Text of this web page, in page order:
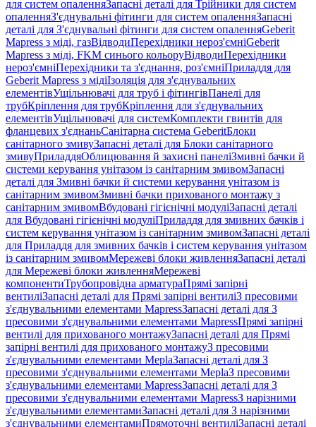
для систем опаленняЗапасні деталі для Трійники для систем
опаленняЗ'єднувальні фітинги для систем опаленняЗапасні
деталі для З'єднувальні фітинги для систем опаленняGeberit
Mapress з міді, газВідводиПерехідники нероз'ємніGeberit
Mapress з міді, FKM синього кольоруВідводиПерехідники
нероз'ємніПерехідники та з'єднання, роз'ємніПриладдя для
Geberit Mapress з мідіІзоляція для з'єднувальних
елементівУщільнювачі для труб і фітингівПанелі для
трубКріплення для трубКріплення для з'єднувальних
елементівУщільнювачі для системКомплекти гвинтів для
фланцевих з'єднаньСанітарна система GeberitБлоки
санітарного змивуЗапасні деталі для Блоки санітарного
змивуПриладдяОблицювання й захисні панеліЗмивні бачки й
системи керування унітазом із санітарним змивомЗапасні
деталі для Змивні бачки й системи керування унітазом із
санітарним змивомЗмивні бачки прихованого монтажу з
санітарним змивомВбудовані гігієнічні модуліЗапасні деталі
для Вбудовані гігієнічні модуліПриладдя для змивних бачків і
систем керування унітазом із санітарним змивомЗапасні деталі
для Приладдя для змивних бачків і систем керування унітазом
із санітарним змивомМережеві блоки живленняЗапасні деталі
для Мережеві блоки живленняМережеві
компонентиТрубопровідна арматураПрямі запірні
вентиліЗапасні деталі для Прямі запірні вентиліЗ пресовими
з'єднувальними елементами MapressЗапасні деталі для З
пресовими з'єднувальними елементами MapressПрямі запірні
вентилі для прихованого монтажуЗапасні деталі для Прямі
запірні вентилі для прихованого монтажуЗ пресовими
з'єднувальними елементами MeplaЗапасні деталі для З
пресовими з'єднувальними елементами MeplaЗ пресовими
з'єднувальними елементами MapressЗапасні деталі для З
пресовими з'єднувальними елементами MapressЗ нарізними
з'єднувальними елементамиЗапасні деталі для З нарізними
з'єднувальними елементамиПрямоточні вентиліЗапасні деталі